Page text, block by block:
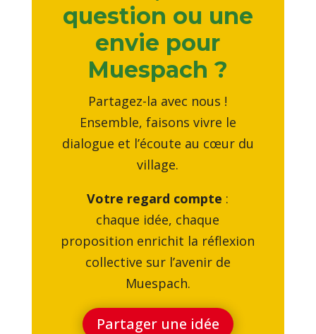
question ou une
envie pour
Muespach ?
Partagez-la avec nous !
Ensemble, faisons vivre le
dialogue et l’écoute au cœur du
village.
Votre regard compte :
chaque idée, chaque
proposition enrichit la réflexion
collective sur l’avenir de
Muespach.
Partager une idée